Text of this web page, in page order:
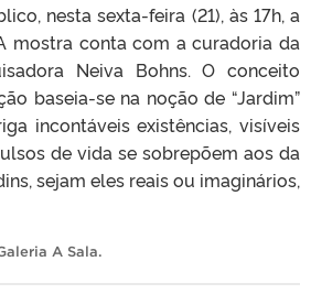
nesta sexta-feira (21), às 17h, a
mostra conta com a curadoria da
Neiva Bohns. O conceito
baseia-se na noção de “Jardim”
incontáveis existências, visíveis
de vida se sobrepõem aos da
sejam eles reais ou imaginários,
A Sala.